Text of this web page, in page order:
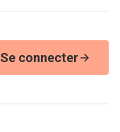
Se connecter